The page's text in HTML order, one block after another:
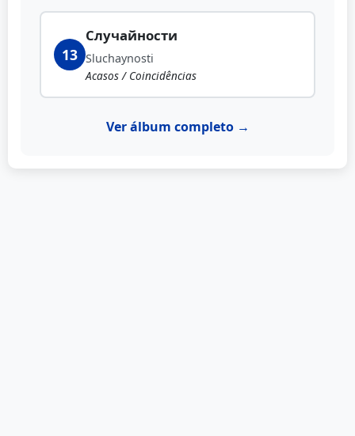
13
Случайности
Sluchaynosti
Acasos / Coincidências
Ver álbum completo →